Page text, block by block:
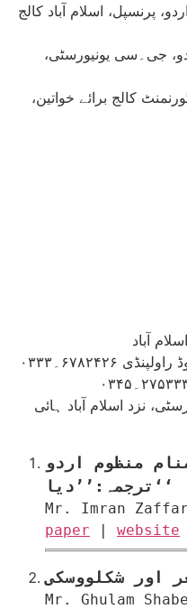
پرنسپل، اسلام آباد کالج
جی۔سی یونیورسٹی،
کالج برائے خواتین،
آباد
نزد اسلام آباد ہائی
منظوم اردو
ترجمہ:’’دیا‘‘
Mr. Imran Zaffar
paper | website
اور شکلووسکی
Mr. Ghulam